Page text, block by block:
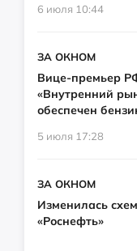
6 июля 10:44
ЗА ОКНОМ
Вице-премьер
«Внутренний
обеспечен
5 июля 17:28
ЗА ОКНОМ
Изменилась
«Роснефть»